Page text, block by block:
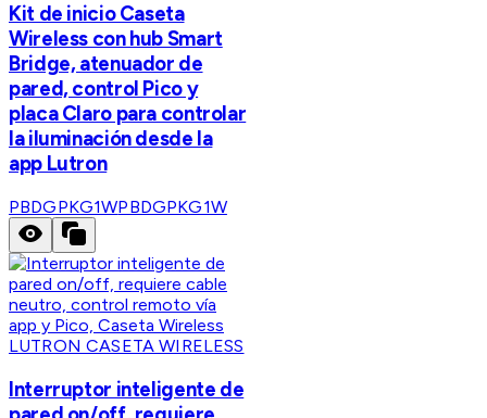
Kit de inicio Caseta
Wireless con hub Smart
Bridge, atenuador de
pared, control Pico y
placa Claro para controlar
la iluminación desde la
app Lutron
PBDGPKG1WPBDGPKG1W
LUTRON CASETA WIRELESS
Interruptor inteligente de